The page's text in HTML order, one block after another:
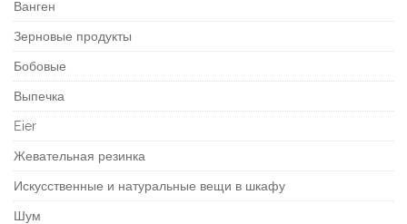
Ванген
Зерновые продукты
Бобовые
Выпечка
Eier
Жевательная резинка
Искусственные и натуральные вещи в шкафу
Шум